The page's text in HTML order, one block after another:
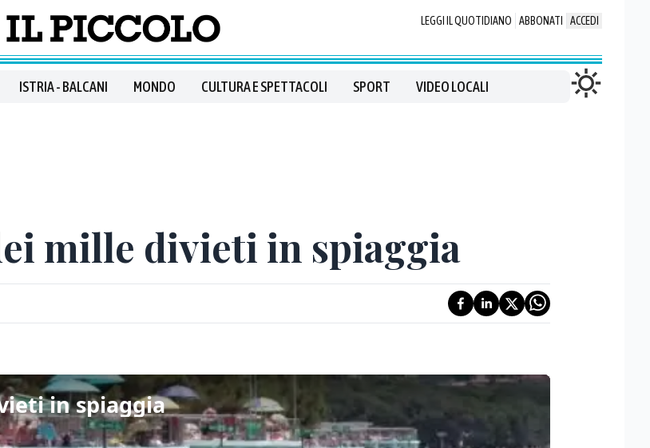
LEGGI IL QUOTIDIANO ABBONATI ACCEDI
ISTRIA - BALCANI MONDO CULTURA E SPETTACOLI SPORT VIDEO LOCALI
mille divieti in spiaggia
in spiaggia